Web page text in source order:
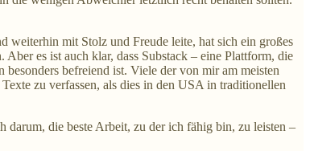
weiterhin mit Stolz und Freude leite, hat sich ein großes
es ist auch klar, dass Substack – eine Plattform, die
befreiend ist. Viele der von mir am meisten
zu verfassen, als dies in den USA in traditionellen
darum, die beste Arbeit, zu der ich fähig bin, zu leisten –